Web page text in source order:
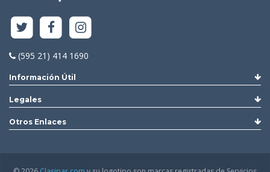
(595 21) 414 1690
Información Útil
Legales
Otros Enlaces